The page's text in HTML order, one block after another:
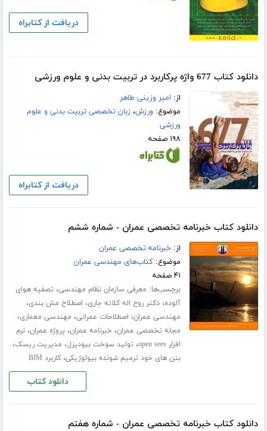
دریافت از کتابراه
دانلود کتاب 677 واژ‌ه پرکاربرد در تربیت بدنی و علوم ورزشی
از: امیر وزینی طاهر
موضوع: ورزش،زبان تخصصی تربیت بدنی و علوم
ورزشی
۱۹۸ صفحه
دریافت از کتابراه
دانلود کتاب خبرنامه تخصصی عمران - شماره ششم
از:خبرنامه تخصصی عمران
موضوع:کتاب‌های مهندسی عمران
۴۱ صفحه
برچسب‌ها: معرفی سازمان نظام مهندسی، تصفیه هوای
آلوده،دکتر روح اله کلاته جاری، اصطلاح مش بندی،
مهندسی عمران، اصطلاحات عمرانی، مهندسی معماری،
مجله تخصصی عمران، خبرنامه عمران، پروژه عمران،نرم
افزار open sees
، تولید سوخت بیودیزل، مدیریت ریسک،
بتن های خود ترمیم شونده بیولوژیکی،کاربرد BIM
دانلود کتاب
دانلود کتاب خبرنامه تخصصی عمران - شماره هفتم